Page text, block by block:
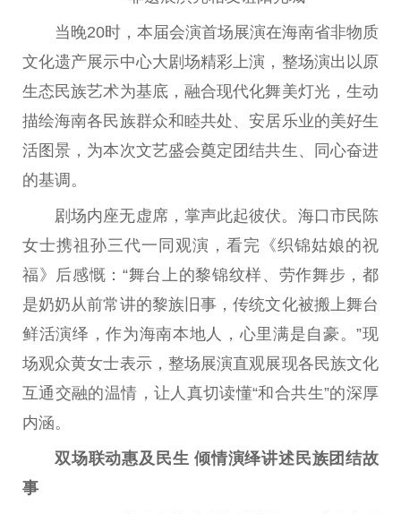
当晚20时，本届会演首场展演在海南省非物质
文化遗产展示中心大剧场精彩上演，整场演出以原
生态民族艺术为基底，融合现代化舞美灯光，生动
描绘海南各民族群众和睦共处、安居乐业的美好生
活图景，为本次文艺盛会奠定团结共生、同心奋进
的基调。
剧场内座无虚席，掌声此起彼伏。海口市民陈
女士携祖孙三代一同观演，看完《织锦姑娘的祝
福》后感慨：“舞台上的黎锦纹样、劳作舞步，都
是奶奶从前常讲的黎族旧事，传统文化被搬上舞台
鲜活演绎，作为海南本地人，心里满是自豪。”现
场观众黄女士表示，整场展演直观展现各民族文化
互通交融的温情，让人真切读懂“和合共生”的深厚
内涵。
双场联动惠及民生倾情演绎讲述民族团结故
事